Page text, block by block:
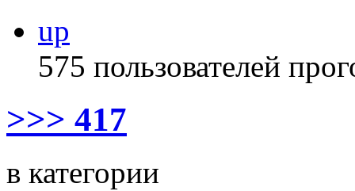
up
575 пользователей
>>> 417
в категории